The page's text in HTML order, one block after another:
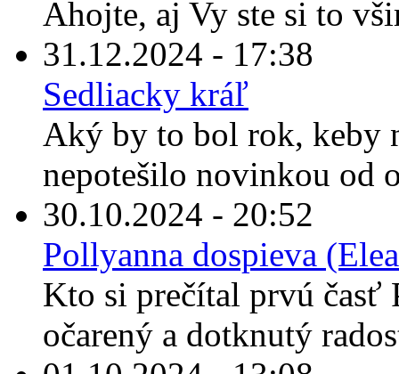
Ahojte, aj Vy ste si to
31.12.2024 - 17:38
Sedliacky kráľ
Aký by to bol rok, keby
nepotešilo novinkou od
30.10.2024 - 20:52
Pollyanna dospieva
Kto si prečítal prvú časť
očarený a dotknutý